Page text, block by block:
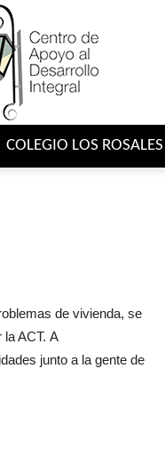
COLEGIO LOS ROSALES
de vivienda, se
ACT. A
junto a la gente de